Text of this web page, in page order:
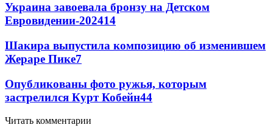
Украина завоевала бронзу на Детском
Евровидении-202414
Шакира выпустила композицию об изменившем
Жераре Пике7
Опубликованы фото ружья, которым
застрелился Курт Кобейн44
Читать комментарии